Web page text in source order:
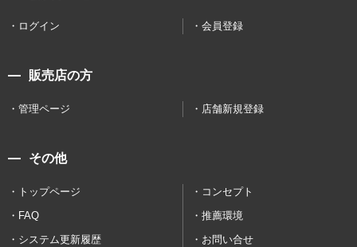
ログイン 会員登録
販売店の方
管理ページ 店舗新規登録
その他
トップページ
コンセプト
FAQ
推薦環境
システム更新履歴
お問い合せ